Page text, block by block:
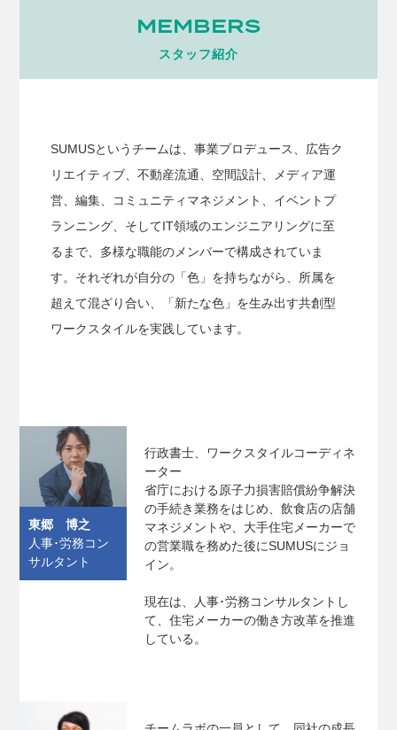
MEMBERS
スタッフ紹介
SUMUSというチームは、事業プロデュース、広告ク
リエイティブ、不動産流通、空間設計、メディア運
営、編集、コミュニティマネジメント、イベントプ
ランニング、そしてIT領域のエンジニアリングに至
るまで、多様な職能のメンバーで構成されていま
す。それぞれが自分の「色」を持ちながら、所属を
超えて混ざり合い、「新たな色」を生み出す共創型
ワークスタイルを実践しています。
東郷 博之
人事･労務コン
サルタント
行政書士、ワークスタイルコーディネ
ーター
省庁における原子力損害賠償紛争解決
の手続き業務をはじめ、飲食店の店舗
マネジメントや、大手住宅メーカーで
の営業職を務めた後にSUMUSにジョ
イン。
現在は、人事･労務コンサルタントし
て、住宅メーカーの働き方改革を推進
している。